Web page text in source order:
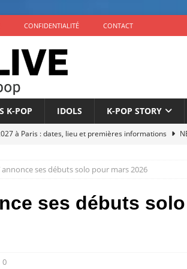
CONFIDENTIALITÉ CONTACT
K-POP IDOLS K-POP STORY
à Paris : dates, lieu et premières informations
son comeback avec l’EP ‘The Phase’ le 4
annonce ses débuts solo pour mars 2026
ses débuts solo
0